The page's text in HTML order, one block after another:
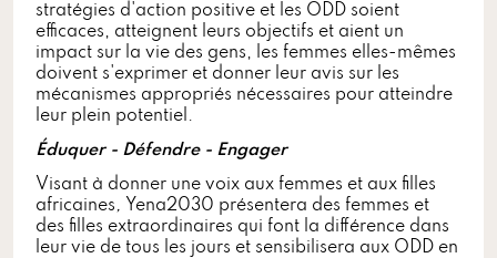
stratégies d'action positive et les ODD soient
efficaces, atteignent leurs objectifs et aient un
impact sur la vie des gens, les femmes elles-mêmes
doivent s'exprimer et donner leur avis sur les
mécanismes appropriés nécessaires pour atteindre
leur plein potentiel.
Éduquer - Défendre - Engager
Visant à donner une voix aux femmes et aux filles
africaines, Yena2030 présentera des femmes et
des filles extraordinaires qui font la différence dans
leur vie de tous les jours et sensibilisera aux ODD en